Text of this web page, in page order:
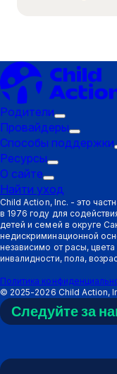
Родители
Подменю
"Триггер":
Родители
Провайдеры
Способы поддержки
Ресурсы
Подменю
"Триггер":
Ресурсы
О сайте
Подменю
"Триггер":
О
сайте
Найти уход
Child Action, Inc. - это
в 1976 году для
детей и семей в округе
недискриминационной
независимо от расы,
инвалидности, пола,
Политика
© 2025-2026 Child Action,
Следуйте за